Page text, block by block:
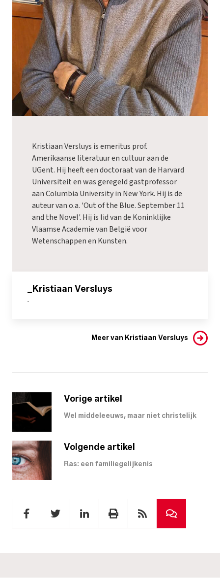
Kristiaan Versluys is emeritus prof.
Amerikaanse literatuur en cultuur aan de
UGent. Hij heeft een doctoraat van de Harvard
Universiteit en was geregeld gastprofessor
aan Columbia University in New York. Hij is de
auteur van o.a. 'Out of the Blue. September 11
and the Novel'. Hij is lid van de Koninklijke
Vlaamse Academie van België voor
Wetenschappen en Kunsten.
_Kristiaan Versluys
-
Meer van Kristiaan Versluys
Vorige artikel
Wel middeleeuws, maar niet christelijk
Volgende artikel
Ras: een familiegelijkenis